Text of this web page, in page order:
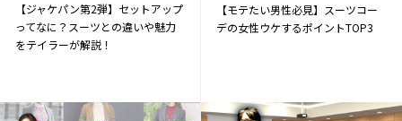
【ジャケパン第2弾】セットアップ
ってなに？スーツとの違いや魅力
をテイラーが解説！
【モテたい男性必見】スーツコー
デの女性ウケするポイントTOP3